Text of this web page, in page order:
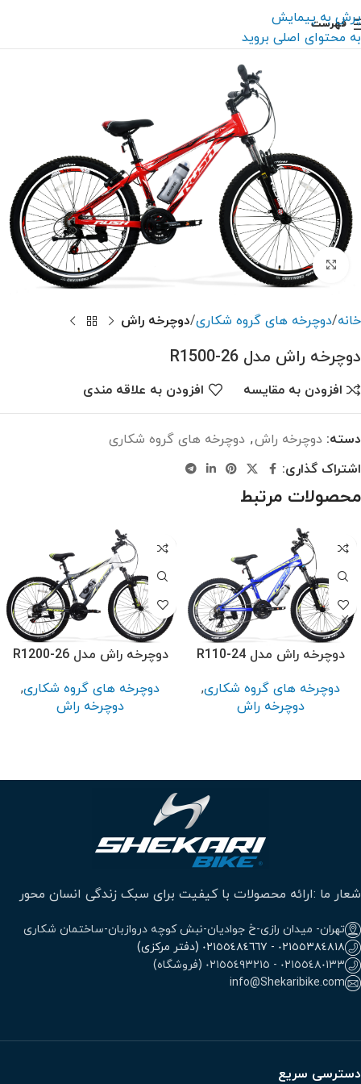
پرش به پیمایش
به محتوای اصلی بروید
فهرست
بزرگنمایی تصویر
خانه دوچرخه های گروه شکاری دوچرخه راش
دوچرخه راش مدل R1500-26
افزودن به مقایسه افزودن به علاقه مندی
دسته: دوچرخه راش, دوچرخه های گروه شکاری
اشتراک گذاری:
محصولات مرتبط
دوچرخه راش مدل R110-24
دوچرخه های گروه شکاری,
دوچرخه راش
دوچرخه راش مدل R1200-26
دوچرخه های گروه شکاری,
دوچرخه راش
شعار ما :ارائه محصولات با کیفیت برای سبک زندگی انسان محور
تهران- میدان رازی-خ جوادیان-نبش کوچه دروازبان-ساختمان شکاری
٠٢١٥٥٣٨٤٨١٨ - ٠٢١٥٥٤٨٤٦٦٧ (دفتر مرکزی)
٠٢١٥٥٤٨٠١٣٣ - ٠٢١٥٥٤٩٣٢١٥ (فروشگاه)
info@Shekaribike.com
دسترسی سریع